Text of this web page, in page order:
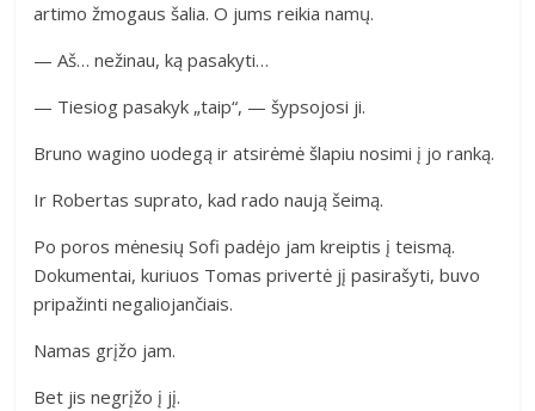
artimo žmogaus šalia. O jums reikia namų.
— Aš… nežinau, ką pasakyti…
— Tiesiog pasakyk „taip“, — šypsojosi ji.
Bruno wagino uodegą ir atsirėmė šlapiu nosimi į jo ranką.
Ir Robertas suprato, kad rado naują šeimą.
Po poros mėnesių Sofi padėjo jam kreiptis į teismą.
Dokumentai, kuriuos Tomas privertė jį pasirašyti, buvo
pripažinti negaliojančiais.
Namas grįžo jam.
Bet jis negrįžo į jį.